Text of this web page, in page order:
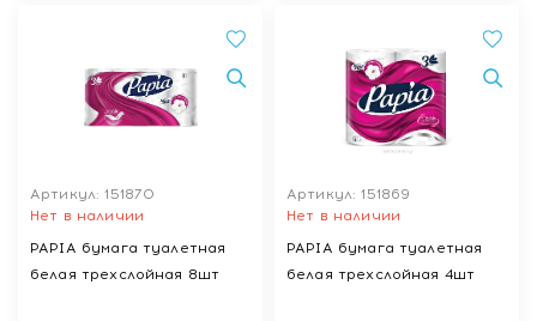
Артикул: 151870
Нет в наличии
PAPIA бумага туалетная
белая трехслойная 8шт
Артикул: 151869
Нет в наличии
PAPIA бумага туалетная
белая трехслойная 4шт